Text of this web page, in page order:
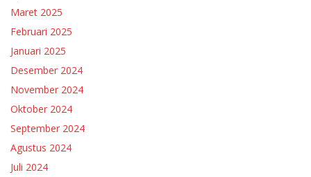
Maret 2025
Februari 2025
Januari 2025
Desember 2024
November 2024
Oktober 2024
September 2024
Agustus 2024
Juli 2024